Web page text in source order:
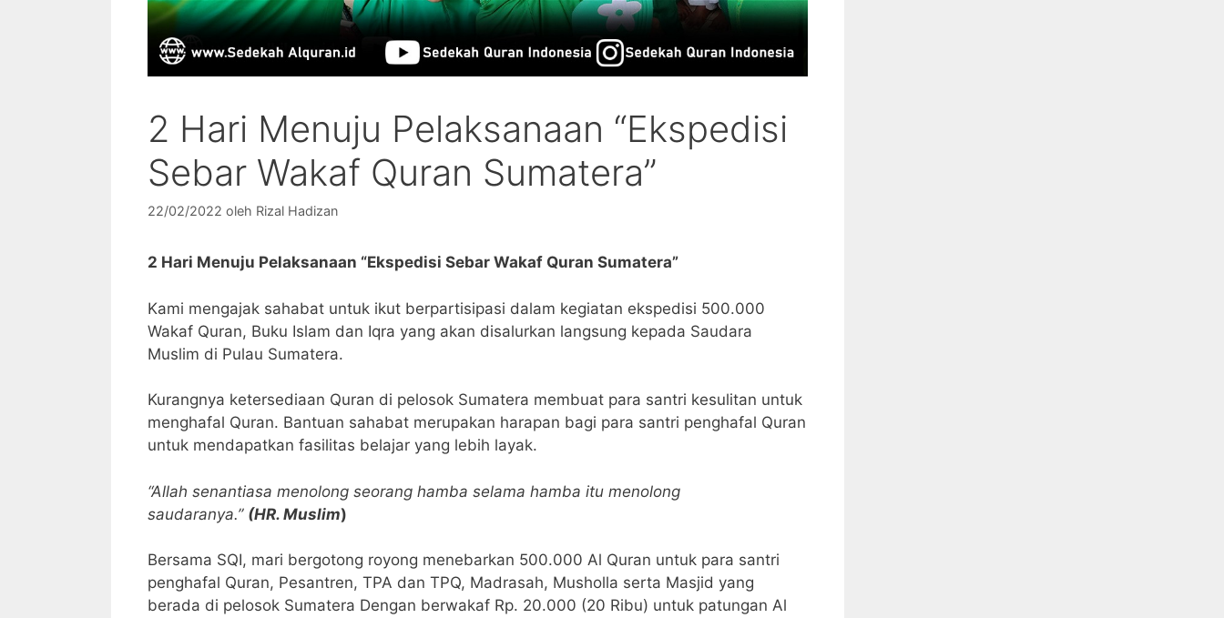
2 Hari Menuju Pelaksanaan “Ekspedisi
Sebar Wakaf Quran Sumatera”
22/02/2022 oleh Rizal Hadizan
2 Hari Menuju Pelaksanaan “Ekspedisi Sebar Wakaf Quran Sumatera”
Kami mengajak sahabat untuk ikut berpartisipasi dalam kegiatan ekspedisi 500.000
Wakaf Quran, Buku Islam dan Iqra yang akan disalurkan langsung kepada Saudara
Muslim di Pulau Sumatera.
Kurangnya ketersediaan Quran di pelosok Sumatera membuat para santri kesulitan untuk
menghafal Quran. Bantuan sahabat merupakan harapan bagi para santri penghafal Quran
untuk mendapatkan fasilitas belajar yang lebih layak.
“Allah senantiasa menolong seorang hamba selama hamba itu menolong
saudaranya.” (HR. Muslim)
Bersama SQI, mari bergotong royong menebarkan 500.000 Al Quran untuk para santri
penghafal Quran, Pesantren, TPA dan TPQ, Madrasah, Musholla serta Masjid yang
berada di pelosok Sumatera Dengan berwakaf Rp. 20.000 (20 Ribu) untuk patungan Al